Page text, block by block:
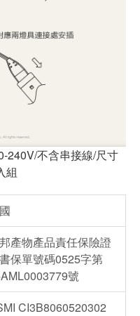
240V/不含串接線/尺寸
組
產物產品責任保險證
保單號碼0525字第
號
CI3B8060520302